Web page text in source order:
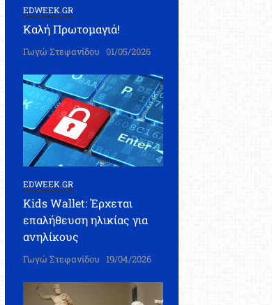
EDWEEK.GR
Καλή Πρωτομαγιά!
Γωγώ Στεφανίδου 01/05/2026
EDWEEK.GR
Kids Wallet: Έρχεται
επαλήθευση ηλικίας για
ανηλίκους
Γωγώ Στεφανίδου 19/04/2026